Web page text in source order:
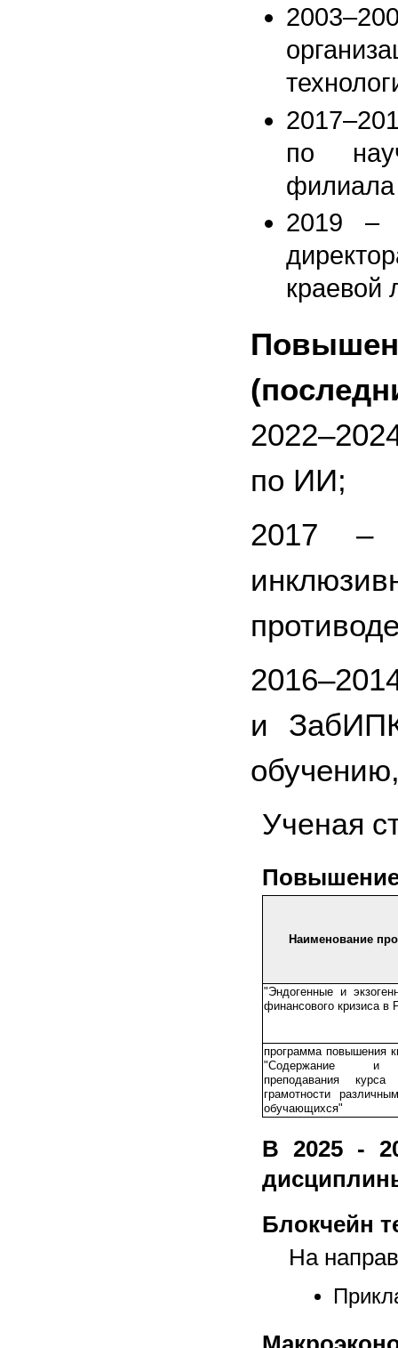
по
2019 –
краевой
по ИИ;
2017 –
и
Ученая
Наименование
"Эндогенные и
финансового кризиса в
программа повышения
"Содержание и
преподавания курса
грамотности
обучающихся"
В 2025 -
Блокчейн
На